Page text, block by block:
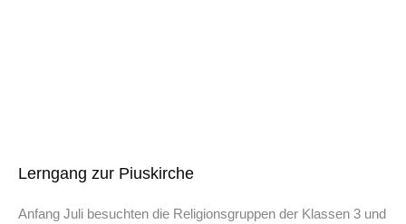
Lerngang zur Piuskirche
Anfang Juli besuchten die Religionsgruppen der Klassen 3 und